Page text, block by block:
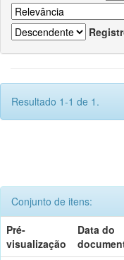
Resultado 1-1 de 1.
Conjunto de itens:
Pré-
visualização
Data do